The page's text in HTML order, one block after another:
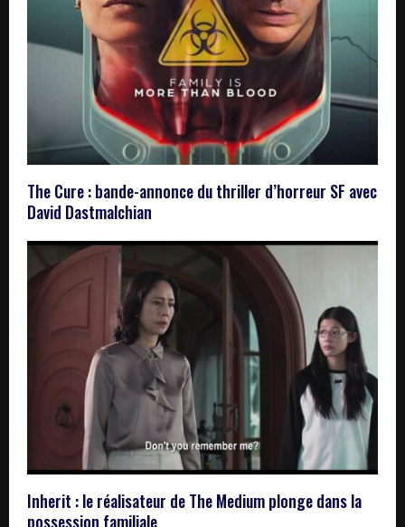
The Cure : bande-annonce du thriller d’horreur SF avec
David Dastmalchian
Inherit : le réalisateur de The Medium plonge dans la
possession familiale